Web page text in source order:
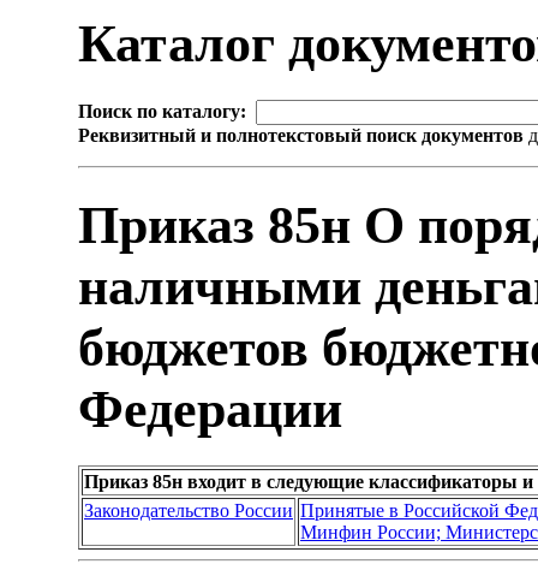
Каталог
Поиск по каталогу:
Реквизитный и полнотекстовый поиск документов
Приказ 85н О
наличными
бюджетов
Федерации
Приказ 85н входит в следующие классификаторы и
Законодательство России Принятые в Российской
Минфин России;